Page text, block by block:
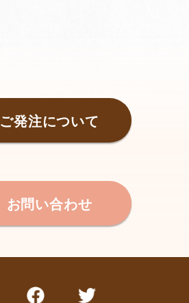
ご発注について
お問い合わせ